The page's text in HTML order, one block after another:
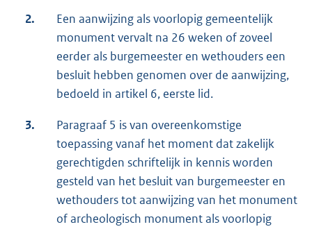
2.
Een aanwijzing als voorlopig gemeentelijk
monument vervalt na 26 weken of zoveel
eerder als burgemeester en wethouders een
besluit hebben genomen over de aanwijzing,
bedoeld in artikel 6, eerste lid.
3.
Paragraaf 5 is van overeenkomstige
toepassing vanaf het moment dat zakelijk
gerechtigden schriftelijk in kennis worden
gesteld van het besluit van burgemeester en
wethouders tot aanwijzing van het monument
of archeologisch monument als voorlopig